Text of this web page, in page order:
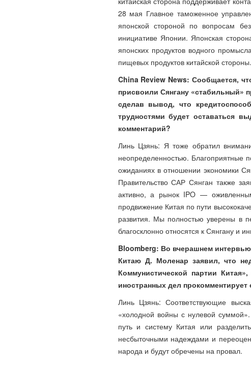
28 мая Главное таможенное
японской стороной по вопросам
инициативе Японии. Японская
японских продуктов водного
пищевых продуктов китайской стороны.
China Review News: Сообщается,
присвоили Сянгану «стабильный»
сделав вывод, что
трудностями будет оставаться
комментарий?
Линь Цзянь: Я тоже обратил
неопределенностью. Благоприятные
ожиданиях в отношении экономики
Правительство САР Сянган также
активно, а рынок IPO —
продвижение Китая по пути
развития. Мы полностью уверены в
благосклонно относятся к Сянгану и
Bloomberg: Во вчерашнем
Китаю Д. Моленар заявил, что
Коммунистической партии
иностранных дел прокомментирует
Линь Цзянь: Соответствующие
«холодной войны с нулевой
путь и систему Китая или
несбыточными надеждами и
народа и будут обречены на провал.